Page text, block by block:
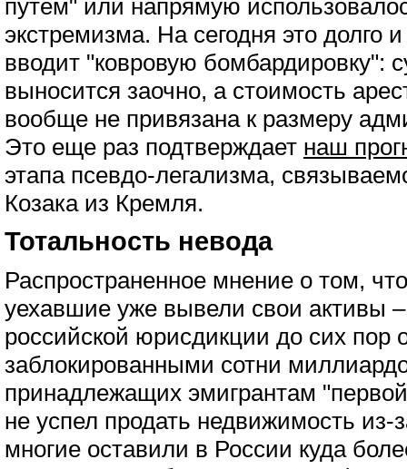
путем" или напрямую
экстремизма. На сегодня это долго
вводит "ковровую бомбардировку":
выносится заочно, а стоимость
вообще не привязана к размеру
Это еще раз подтверждает наш
этапа псевдо-легализма,
Козака из Кремля.
Тотальность невода
Распространенное мнение о том,
уехавшие уже вывели свои активы
российской юрисдикции до сих пор
заблокированными сотни
принадлежащих эмигрантам
не успел продать недвижимость из-
многие оставили в России куда